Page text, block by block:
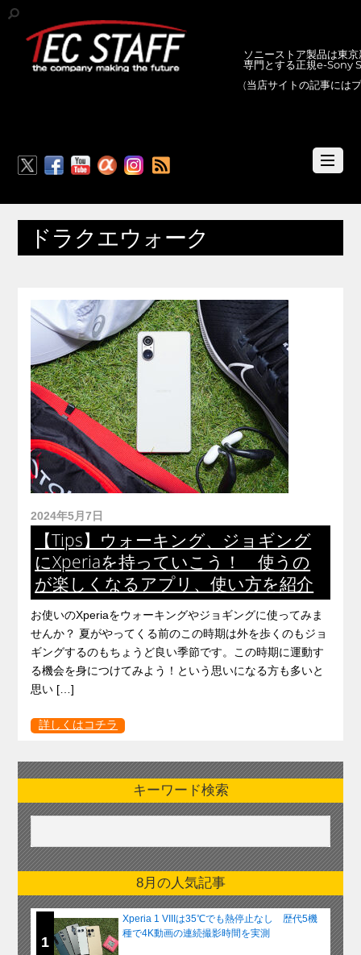
ソニーストア製品は東
専門とする正規e-Sony
(当店サイトの記事には
ドラクエウォーク
2024年5月7日
【Tips】ウォーキング、ジョギング
にXperiaを持っていこう！ 使うの
が楽しくなるアプリ、使い方を紹介
お使いのXperiaをウォーキングやジョギングに使ってみま
せんか？ 夏がやってくる前のこの時期は外を歩くのもジョ
ギングするのもちょうど良い季節です。この時期に運動す
る機会を身につけてみよう！という思いになる方も多いと
思い […]
詳しくはコチラ
キーワード検索
8月の人気記事
1
Xperia 1 VIIIは35℃でも熱停止なし 歴代5機
種で4K動画の連続撮影時間を実測